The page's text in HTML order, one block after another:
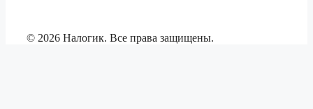
© 2026 Налогик. Все права защищены.